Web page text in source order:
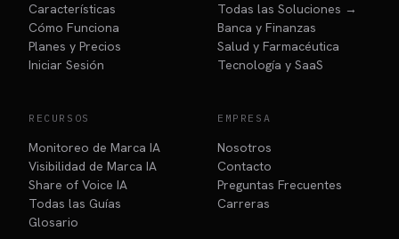
Características
Cómo Funciona
Planes y Precios
Iniciar Sesión
Todas las Soluciones →
Banca y Finanzas
Salud y Farmacéutica
Tecnología y SaaS
RECURSOS
Monitoreo de Marca IA
Visibilidad de Marca IA
Share of Voice IA
Todas las Guías
Glosario
EMPRESA
Nosotros
Contacto
Preguntas Frecuentes
Carreras